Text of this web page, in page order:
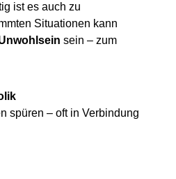
ist es auch zu
Situationen kann
sein – zum
spüren – oft in Verbindung